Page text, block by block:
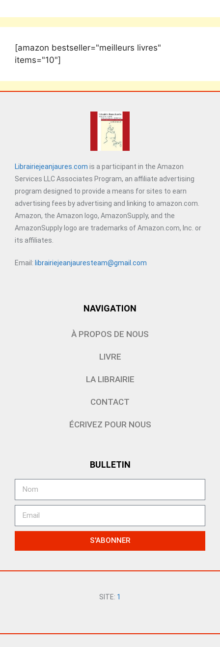
[amazon bestseller="meilleurs livres"
items="10"]
Librairiejeanjaures.com is a participant in the Amazon
Services LLC Associates Program, an affiliate advertising
program designed to provide a means for sites to earn
advertising fees by advertising and linking to amazon.com.
Amazon, the Amazon logo, AmazonSupply, and the
AmazonSupply logo are trademarks of Amazon.com, Inc. or
its affiliates.
Email: librairiejeanjauresteam@gmail.com
NAVIGATION
À PROPOS DE NOUS
LIVRE
LA LIBRAIRIE
CONTACT
ÉCRIVEZ POUR NOUS
BULLETIN
S'ABONNER
SITE: 1